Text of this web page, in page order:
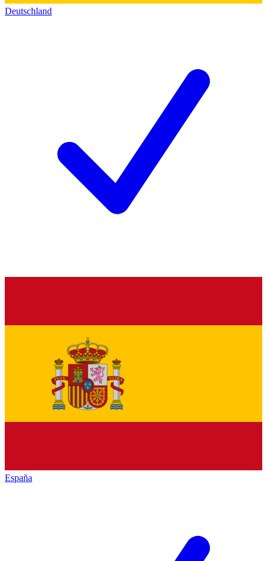
Deutschland
España